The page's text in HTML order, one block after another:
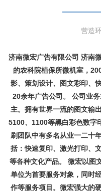
营造
济南微宏广告有限公司 济南
的农科院植保所微机室，
影、策划设计、图文彩印、
20余年广告公司。 公司业
主。拥有世界一流的图文输
5100、1100等黑白彩色数字
刷团队中有多名从业一二十
括：快速复印、激光打印、
等各种文化产品。 微宏以图
单位为首要服务对象，同时
作等服务项目。微宏强大的